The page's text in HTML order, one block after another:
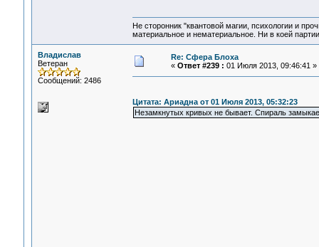
Не сторонник "квантовой магии, психологии и
материальное и нематериальное. Ни в коей
Владислав
Ветеран
Сообщений: 2486
Re: Сфера Блоха
« Ответ #239 : 01 Июля 2013, 09:46:41 »
Цитата: Ариадна от 01 Июля 2013, 05:32:23
Незамкнутых кривых не бывает. Спираль